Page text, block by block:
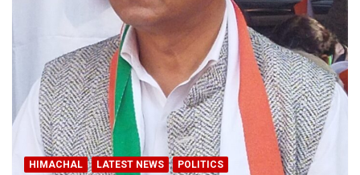
HIMACHAL LATEST NEWS POLITICS